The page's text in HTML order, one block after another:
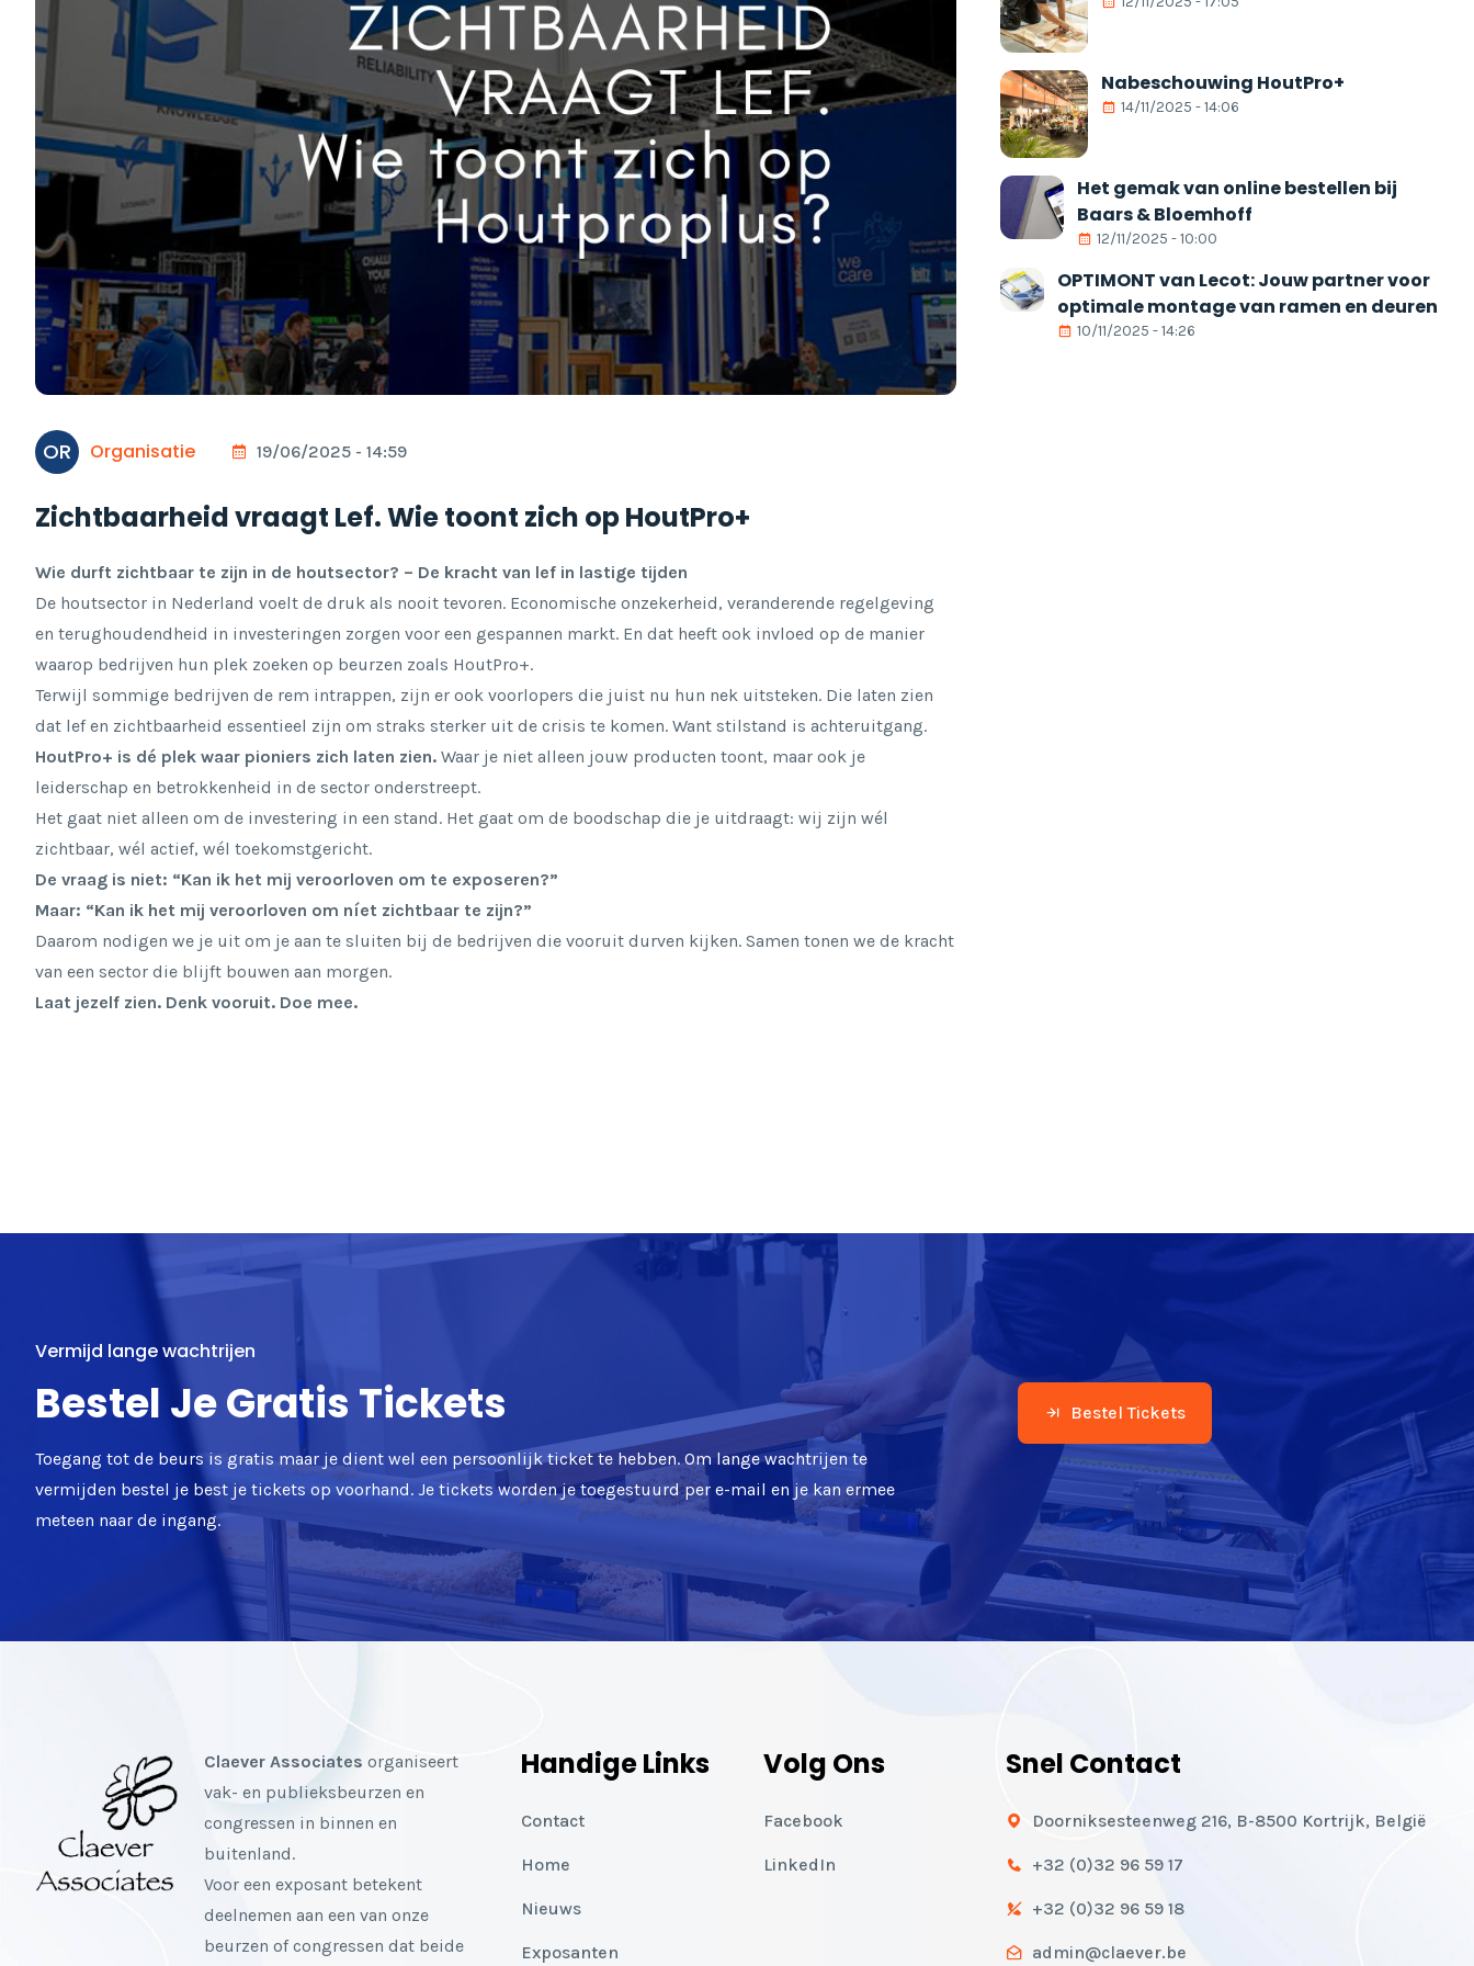
OR Organisatie 19/06/2025 - 14:59
Zichtbaarheid vraagt Lef. Wie toont zich op HoutPro+
Wie durft zichtbaar te zijn in de houtsector? – De kracht van lef in lastige tijden
De houtsector in Nederland voelt de druk als nooit tevoren. Economische onzekerheid, veranderende regelgeving
en terughoudendheid in investeringen zorgen voor een gespannen markt. En dat heeft ook invloed op de manier
waarop bedrijven hun plek zoeken op beurzen zoals HoutPro+.
Terwijl sommige bedrijven de rem intrappen, zijn er ook voorlopers die juist nu hun nek uitsteken. Die laten zien
dat lef en zichtbaarheid essentieel zijn om straks sterker uit de crisis te komen. Want stilstand is achteruitgang.
HoutPro+ is dé plek waar pioniers zich laten zien. Waar je niet alleen jouw producten toont, maar ook je
leiderschap en betrokkenheid in de sector onderstreept.
Het gaat niet alleen om de investering in een stand. Het gaat om de boodschap die je uitdraagt: wij zijn wél
zichtbaar, wél actief, wél toekomstgericht.
De vraag is niet: “Kan ik het mij veroorloven om te exposeren?”
Maar: “Kan ik het mij veroorloven om níet zichtbaar te zijn?”
Daarom nodigen we je uit om je aan te sluiten bij de bedrijven die vooruit durven kijken. Samen tonen we de kracht
van een sector die blijft bouwen aan morgen.
Laat jezelf zien. Denk vooruit. Doe mee.
Nabeschouwing HoutPro+
14/11/2025 - 14:06
Het gemak van online bestellen bij
Baars & Bloemhoff
12/11/2025 - 10:00
OPTIMONT van Lecot: Jouw partner voor
optimale montage van ramen en deuren
10/11/2025 - 14:26
Vermijd lange wachtrijen
Bestel Je Gratis Tickets
Toegang tot de beurs is gratis maar je dient wel een persoonlijk ticket te hebben. Om lange wachtrijen te
vermijden bestel je best je tickets op voorhand. Je tickets worden je toegestuurd per e-mail en je kan ermee
meteen naar de ingang.
Bestel Tickets
Claever Associates organiseert
vak- en publieksbeurzen en
congressen in binnen en
buitenland.
Voor een exposant betekent
deelnemen aan een van onze
beurzen of congressen dat beide
Handige Links
Contact
Home
Nieuws
Exposanten
Volg Ons
Facebook
LinkedIn
Snel Contact
Doorniksesteenweg 216, B-8500 Kortrijk, België
+32 (0)32 96 59 17
+32 (0)32 96 59 18
admin@claever.be